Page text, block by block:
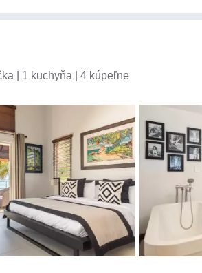
| 1 kuchyňa | 4 kúpeľne